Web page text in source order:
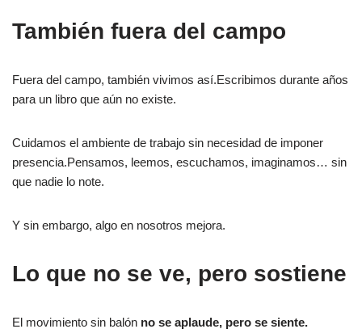
También fuera del campo
Fuera del campo, también vivimos así.Escribimos durante años
para un libro que aún no existe.
Cuidamos el ambiente de trabajo sin necesidad de imponer
presencia.Pensamos, leemos, escuchamos, imaginamos… sin
que nadie lo note.
Y sin embargo, algo en nosotros mejora.
Lo que no se ve, pero sostiene
El movimiento sin balón no se aplaude, pero se siente.